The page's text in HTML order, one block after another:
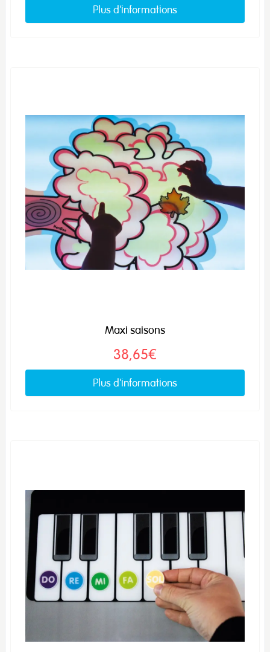
Plus d'informations
Maxi saisons
38,65€
Plus d'informations